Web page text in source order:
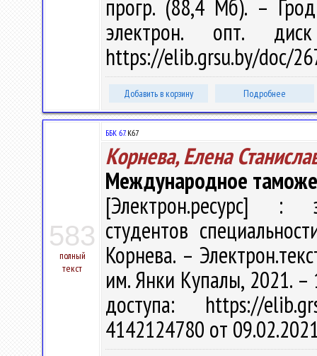
прогр. (88,4 Мб). –
электрон. опт.
https://elib.grsu.by/doc/
Добавить в корзину Подробнее
583
полный
текст
ББК 67.К67
Корнева, Елена
Международное
[Электрон.ресурс] :
студентов
Корнева. –
им. Янки Купалы, 2021. –
доступа: https://
4142124780 от